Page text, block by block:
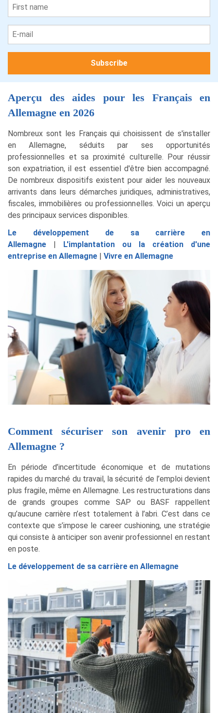
Aperçu des aides pour les Français en
Allemagne en 2026
Nombreux sont les Français qui choisissent de s'installer
en Allemagne, séduits par ses opportunités
professionnelles et sa proximité culturelle. Pour réussir
son expatriation, il est essentiel d'être bien accompagné.
De nombreux dispositifs existent pour aider les nouveaux
arrivants dans leurs démarches juridiques, administratives,
fiscales, immobilières ou professionnelles. Voici un aperçu
des principaux services disponibles.
Le développement de sa carrière en
Allemagne | L'implantation ou la création d'une
entreprise en Allemagne | Vivre en Allemagne
Comment sécuriser son avenir pro en
Allemagne ?
En période d’incertitude économique et de mutations
rapides du marché du travail, la sécurité de l’emploi devient
plus fragile, même en Allemagne. Les restructurations dans
de grands groupes comme SAP ou BASF rappellent
qu’aucune carrière n’est totalement à l’abri. C’est dans ce
contexte que s’impose le career cushioning, une stratégie
qui consiste à anticiper son avenir professionnel en restant
en poste.
Le développement de sa carrière en Allemagne